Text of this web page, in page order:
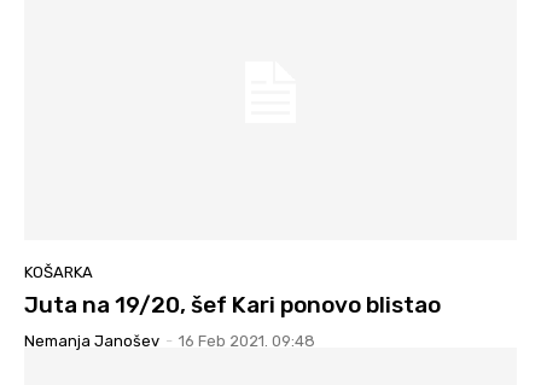
KOŠARKA
Juta na 19/20, šef Kari ponovo blistao
Nemanja Janošev - 16 Feb 2021. 09:48